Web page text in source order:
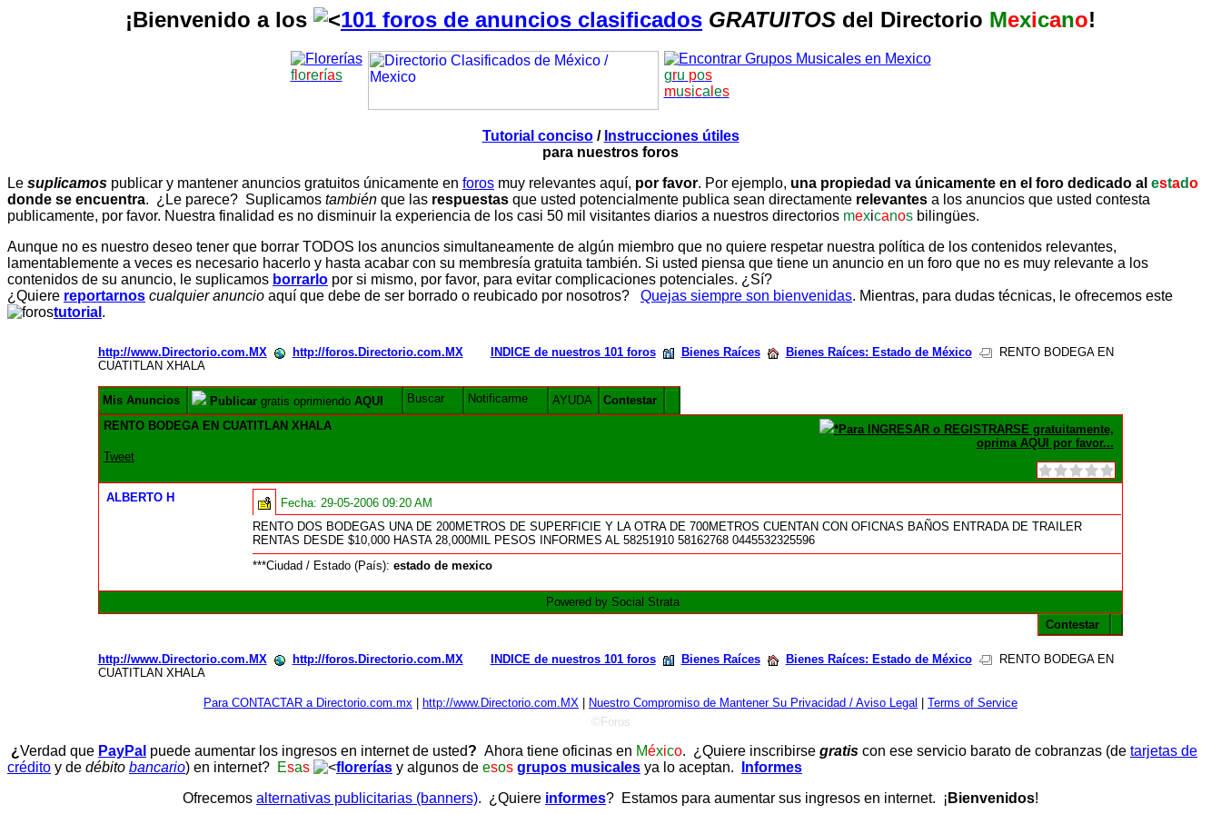
¡Bienvenido a los 101 foros de anuncios clasificados GRATUITOS del Directorio Mexicano!
florerías gru pos
musica es
Tutorial conciso/ Instrucciones útiles
para nuestros foros
Le suplicamos publicar y mantener anuncios gratuitos únicamente en foros muy relevantes aquí, por favor. Por ejemplo, una propiedad va únicamente en el foro dedicado al estado
donde se encuentra. ¿Le parece? Suplicamos también que las respuestas que usted potencialmente publica sean directamente relevantes a los anuncios que usted contesta
publicamente, por favor. Nuestra finalidad es no disminuir la experiencia de los casi 50 mil visitantes diarios a nuestros directorios mexicanos bilingües.
Aunque no es nuestro deseo tener que borrar TODOS los anuncios simultaneamente de algún miembro que no quiere respetar nuestra política de los contenidos relevantes,
lamentablemente a veces es necesario hacerlo y hasta acabar con su membresía gratuita también. Si usted piensa que tiene un anuncio en un foro que no es muy relevante a los
contenidos de su anuncio, le suplicamos borrarlo por si mismo, por favor, para evitar complicaciones potenciales. ¿Sí?
¿Quiere reportarnos cualquier anuncio aquí que debe de ser borrado o reubicado por nosotros? Quejas siempre son bienvenidas. Mientras, para dudas técnicas, le ofrecemos este
tutorial .
http://www.Directorio.com.MX http://foros.Directorio.com.MX INDICE de nuestros 101 foros Bienes Raíces Bienes Raíces: Estado de México
RENTO BODEGA EN
CUATITLAN XHALA
Mis Anuncios Publicargratis oprimiendo AQUI Buscar Notificarme AYUDA
Contestar
RENTO BODEGA EN CUATITLAN XHALA
Tweet
*Para INGRESAR o REGISTRARSE gratuitamente,
oprima AQUI por favor...
ALBERTO H Fecha: 29-05-2006 09:20 AM
RENTO DOS BODEGAS UNA DE 200METROS DE SUPERFICIE Y LA OTRA DE 700METROS CUENTAN CON OFICNAS BAÑOS ENTRADA DE TRAILER
RENTAS DESDE $10,000 HASTA 28,000MIL PESOS INFORMES AL 58251910 58162768 0445532325596
***Ciudad / Estado (País): estado de mexico
Powered by Social Strata
Contestar
http://www.Directorio.com.MX http://foros.Directorio.com.MX INDICE de nuestros 101 foros Bienes Raíces Bienes Raíces: Estado de México
RENTO BODEGA EN
CUATITLAN XHALA
Para CONTACTAR a Directorio.com.mx http://www.Directorio.com.MX Nuestro Compromiso de Mantener Su Privacidad / Aviso Legal
Terms of Service
©Foros
¿Verdad que PayPal puede aumentar los ingresos en internet de usted? Ahora tiene oficinas en México. ¿Quiere inscribirse gratis con ese servicio barato de cobranzas (de tarjetas de
crédito y de débito bancario) en internet? Esas florerías y algunos de esos grupos musicales ya lo aceptan.
Informes
Ofrecemos alternativas publicitarias (banners). ¿Quiere informes? Estamos para aumentar sus ingresos en internet. ¡ Bienvenidos!